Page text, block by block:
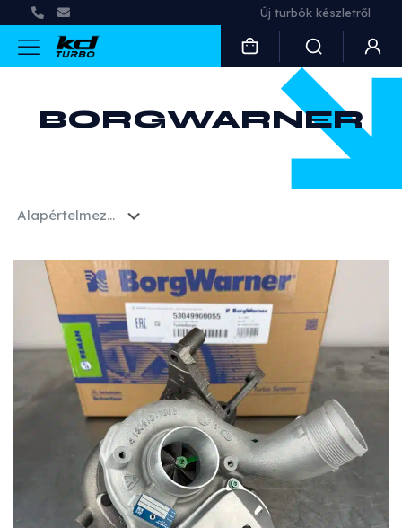
Használt és felújított turbók
BORGWARNER